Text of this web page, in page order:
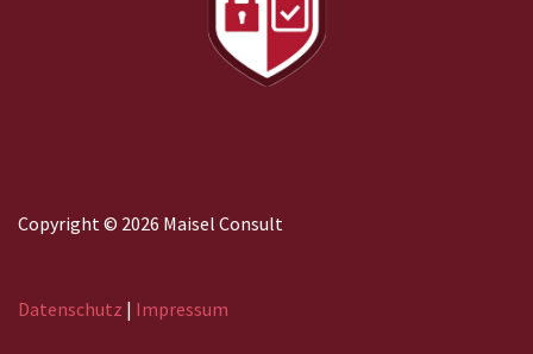
Copyright © 2026 Maisel Consult
Datenschutz | Impressum